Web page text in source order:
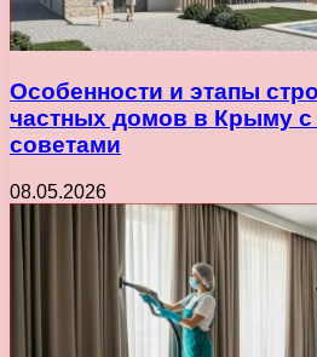
Особенности и этапы
частных домов в Крыму
советами
08.05.2026